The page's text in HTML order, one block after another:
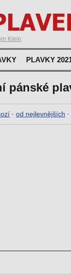
Klein
PLAVKY
pánské
· od nejlevnějších ·